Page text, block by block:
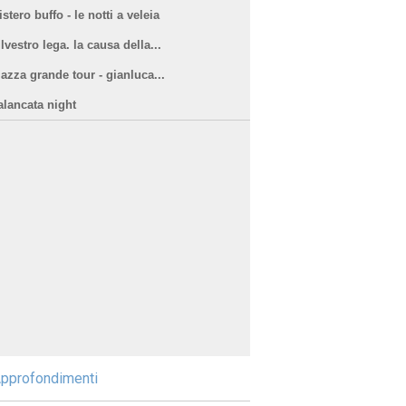
buffo - le notti a veleia
lega. la causa della...
grande tour - gianluca...
night